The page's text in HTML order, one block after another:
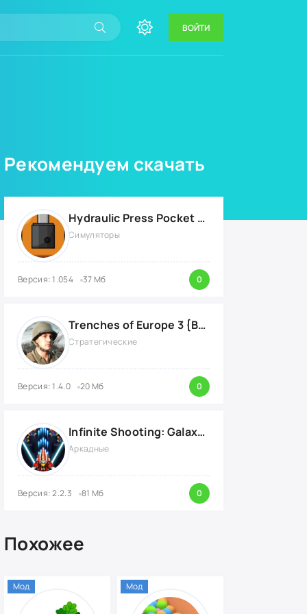
ВОЙТИ
Рекомендуем скачать
Hydraulic Press Pocket {ВЗЛОМ: бесконечные деньги}
Симуляторы
Версия: 1.054 37 Мб 0
Trenches of Europe 3 {ВЗЛОМ: много денег}
Стратегические
Версия: 1.4.0 20 Мб 0
Infinite Shooting: Galaxy Attack {ВЗЛОМ: Бесплатные Покупки}
Аркадные
Версия: 2.2.3 81 Мб 0
Похожее
Мод Мод